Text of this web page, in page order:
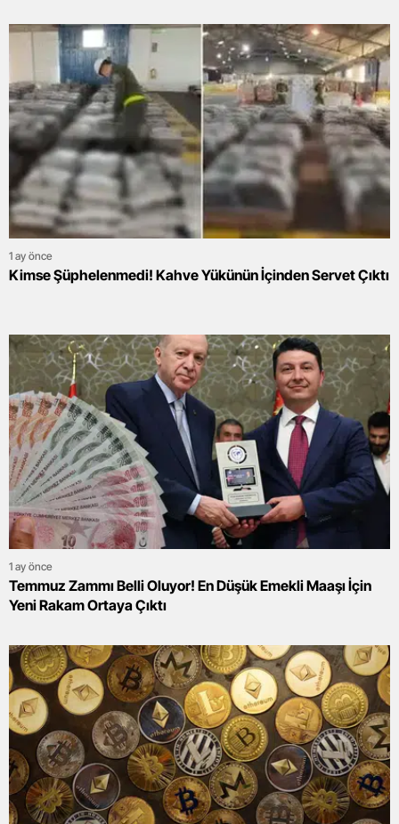
1 ay önce
Kimse Şüphelenmedi! Kahve Yükünün İçinden Servet Çıktı
1 ay önce
Temmuz Zammı Belli Oluyor! En Düşük Emekli Maaşı İçin
Yeni Rakam Ortaya Çıktı